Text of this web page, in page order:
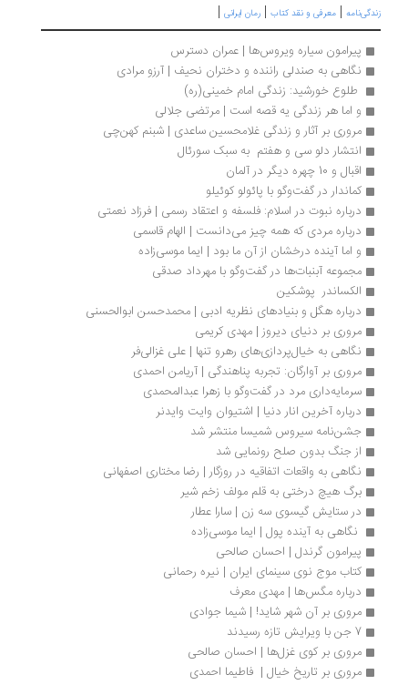
زندگی‌نامه | معرفی و نقد کتاب | رمان ایرانی |
پیرامون سیاره ویروس‌ها | عمران دسترس
نگاهی به صندلی راننده و دختران نحیف | آرزو مرادی
طلوع خورشید: زندگی امام خمینی‌(ره)
و اما هر زندگی یه قصه است | مرتضی جلالی
مروری بر آثار و زندگی غلامحسین ساعدی | شبنم کهن‌چی
انتشار دلو سی و هفتم  به سبک سورئال
اقبال و 10 چهره دیگر در آلمان
کماندار در گفت‌وگو با پائولو کوئیلو
درباره نبوت در اسلام: فلسفه و اعتقاد رسمی | فرزاد نعمتی
درباره مردی که همه چیز می‌دانست | الهام قاسمی
و اما آینده درخشان از آن ما بود | ایما موسی‌زاده
مجموعه آبنبات‌ها در گفت‌وگو با مهرداد صدقی
الکساندر  پوشکین
درباره هگل و بنیادهای نظریه ادبی | محمدحسن ابوالحسنی
مروری بر دنیای دیروز | مهدی کریمی
نگاهی به خیال‌پردازی‌های رهرو تنها | علی غزالی‌فر
مروری بر آوارگان: تجربه پناهندگی | آریامن احمدی
سرمایه‌داری مرد در گفت‌وگو با زهرا عبدالمحمدی
درباره آخرین انار دنیا | اشتیوان وایت وایدنر
جشن‌نامه سیروس شمیسا منتشر شد
از جنگ بدون صلح رونمایی شد
نگاهی به واقعات اتفاقیه در روزگار | رضا مختاری اصفهانی
برگ هیچ درختی به قلم مولف زخم شیر
در ستایش گیسوی سه زن | سارا عطار
نگاهی به آینده پول | ایما موسی‌زاده
پیرامون گرندل | احسان صالحی
کتاب موج نوی سینمای ایران | نیره رحمانی
درباره مگس‌ها | ‌‌مهدی معرف
مروری بر آن شهر شاید! | شیما جوادی
7 جن با ویرایش تازه رسیدند
مروری بر کوی غزل‌ها | احسان صالحی
مروری بر تاریخ خیال |  فاطیما احمدی